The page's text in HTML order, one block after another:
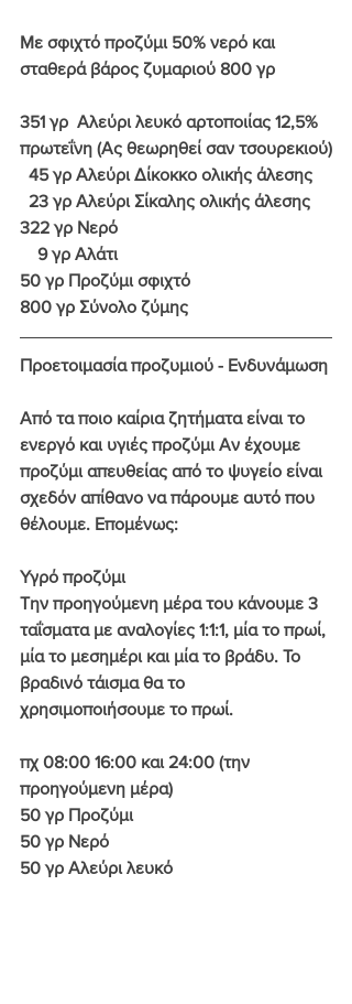
Με σφιχτό προζύμι 50% νερό και
σταθερά βάρος ζυμαριού 800 γρ
351 γρ  Αλεύρι λευκό αρτοποιίας 12,5%
πρωτεΐνη (Ας θεωρηθεί σαν τσουρεκιού)
  45 γρ Αλεύρι Δίκοκκο ολικής άλεσης
  23 γρ Αλεύρι Σίκαλης ολικής άλεσης
322 γρ Νερό
    9 γρ Αλάτι
50 γρ Προζύμι σφιχτό
800 γρ Σύνολο ζύμης
Προετοιμασία προζυμιού - Ενδυνάμωση
Από τα ποιο καίρια ζητήματα είναι το
ενεργό και υγιές προζύμι Αν έχουμε
προζύμι απευθείας από το ψυγείο είναι
σχεδόν απίθανο να πάρουμε αυτό που
θέλουμε. Επομένως:
Υγρό προζύμι
Την προηγούμενη μέρα του κάνουμε 3
ταΐσματα με αναλογίες 1:1:1, μία το πρωί,
μία το μεσημέρι και μία το βράδυ. Το
βραδινό τάισμα θα το
χρησιμοποιήσουμε το πρωί.
πχ 08:00 16:00 και 24:00 (την
προηγούμενη μέρα)
50 γρ Προζύμι
50 γρ Νερό
50 γρ Αλεύρι λευκό